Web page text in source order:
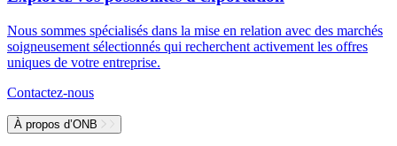
Nous sommes spécialisés dans la mise en relation avec des marchés
soigneusement sélectionnés qui recherchent activement les offres
uniques de votre entreprise.
Contactez-nous
À propos d’ONB